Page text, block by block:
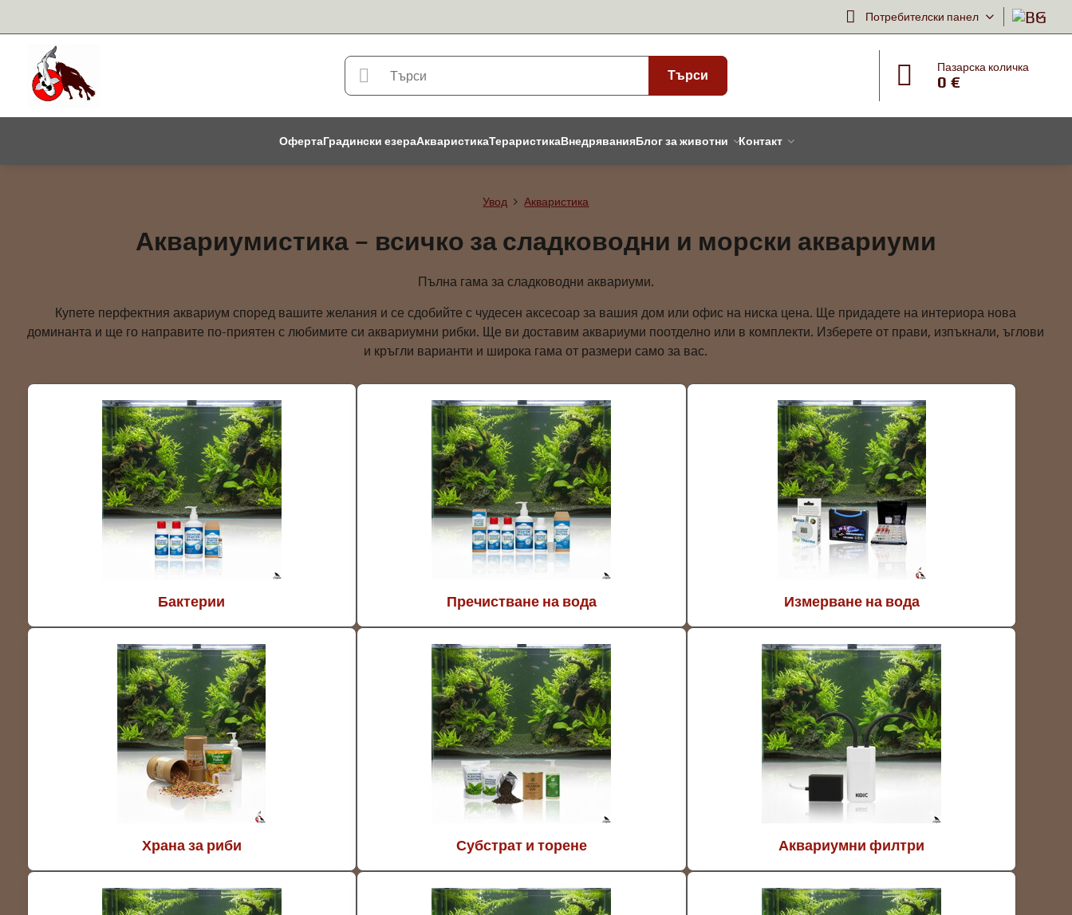
Потребителски панел
Търси
Пазарска количка
0 €
ОфертаГрадински езераАкваристикаТераристикаВнедряванияБлог за животни Контакт
Увод Акваристика
Аквариумистика – всичко за сладководни и морски аквариуми
Пълна гама за сладководни аквариуми.
Купете перфектния аквариум според вашите желания и се сдобийте с чудесен аксесоар за вашия дом или офис на ниска цена. Ще придадете на интериора нова
доминанта и ще го направите по-приятен с любимите си аквариумни рибки. Ще ви доставим аквариуми поотделно или в комплекти. Изберете от прави, изпъкнали, ъглови
и кръгли варианти и широка гама от размери само за вас.
Бактерии Пречистване на вода Измерване на вода
Храна за риби Субстрат и торене Аквариумни филтри